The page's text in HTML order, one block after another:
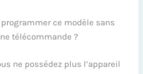
ce modèle sans
télécommande ?
ne possédez plus l’appareil